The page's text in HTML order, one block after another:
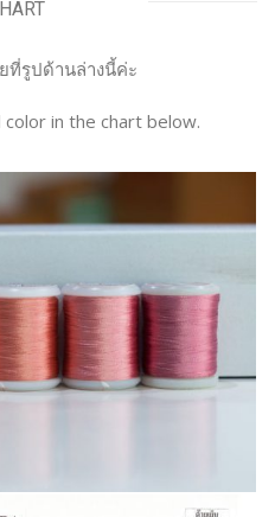
ที่รูปด้านล่างนี้ค่ะ
in the chart below.